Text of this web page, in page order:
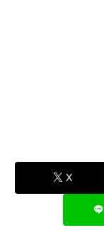
X